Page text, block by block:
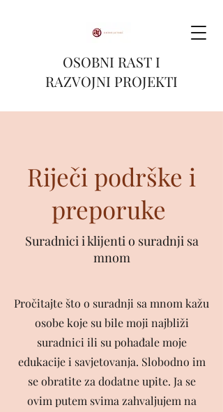
OSOBNI RAST I
RAZVOJNI PROJEKTI
Riječi podrške i
preporuke
Suradnici i klijenti o suradnji sa
mnom
Pročitajte što o suradnji sa mnom kažu
osobe koje su bile moji najbliži
suradnici ili su pohađale moje
edukacije i savjetovanja. Slobodno im
se obratite za dodatne upite. Ja se
ovim putem svima zahvaljujem na